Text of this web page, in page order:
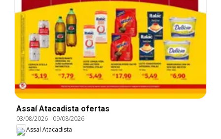
Assaí Atacadista ofertas
03/08/2026- 09/08/2026
Assaí Atacadista